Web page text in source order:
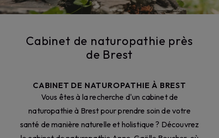
Cabinet de naturopathie près
de Brest
CABINET DE NATUROPATHIE À BREST
Vous êtes à la recherche d'un cabinet de
naturopathie à Brest pour prendre soin de votre
santé de manière naturelle et holistique ? Découvrez